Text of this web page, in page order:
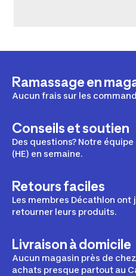
Ramassage en
Aucun frais sur les
Conseils et soutien
Des questions? Notre équipe
(HE) en semaine.
Retours faciles
Les membres Décathlon ont
retourner leurs produits.
Livraison à domicile
Aucun magasin près de
achats presque partout au